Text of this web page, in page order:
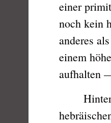
einer
noch kein
anderes
einem
aufhalten
Hinter